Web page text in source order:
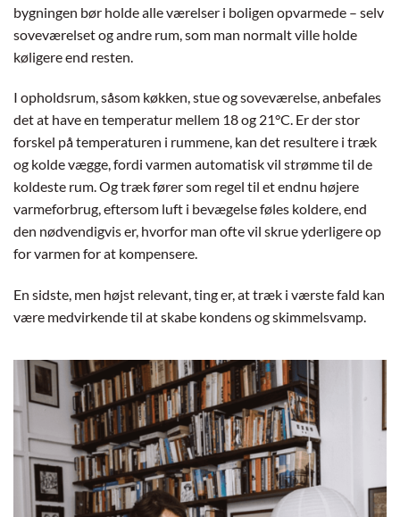
bygningen bør holde alle værelser i boligen opvarmede – selv
soveværelset og andre rum, som man normalt ville holde
køligere end resten.
I opholdsrum, såsom køkken, stue og soveværelse, anbefales
det at have en temperatur mellem 18 og 21°C. Er der stor
forskel på temperaturen i rummene, kan det resultere i træk
og kolde vægge, fordi varmen automatisk vil strømme til de
koldeste rum. Og træk fører som regel til et endnu højere
varmeforbrug, eftersom luft i bevægelse føles koldere, end
den nødvendigvis er, hvorfor man ofte vil skrue yderligere op
for varmen for at kompensere.
En sidste, men højst relevant, ting er, at træk i værste fald kan
være medvirkende til at skabe kondens og skimmelsvamp.